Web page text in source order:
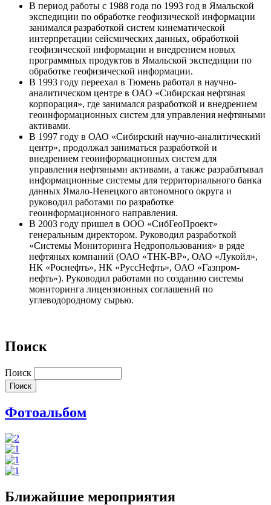
В период работы с 1988 года по 1993 год в Ямальской
экспедиции по обработке геофизической информации
занимался разработкой систем кинематической
интерпретации сейсмических данных, обработкой
геофизической информации и внедрением новых
программных продуктов в Ямальской экспедиции по
обработке геофизической информации.
В 1993 году переехал в Тюмень работал в научно-
аналитическом центре в ОАО «Сибирская нефтяная
корпорация», где занимался разработкой и внедрением
геоинформационных систем для управления нефтяными
активами.
В 1997 году в ОАО «Сибирский научно-аналитический
центр», продолжал заниматься разработкой и
внедрением геоинформационных систем для
управления нефтяными активами, а также разрабатывал
информационные системы для территориального банка
данных Ямало-Ненецкого автономного округа и
руководил работами по разработке
геоинформационного направления.
В 2003 году пришел в ООО «СибГеоПроект»
генеральным директором. Руководил разработкой
«Системы Мониторинга Недропользования» в ряде
нефтяных компаний (ОАО «ТНК-ВР», ОАО «Лукойл»,
НК «Роснефть», НК «РуссНефть», ОАО «Газпром-
нефть»). Руководил работами по созданию системы
мониторинга лицензионных соглашений по
углеводородному сырью.
Поиск
Поиск
Фотоальбом
Ближайшие мероприятия